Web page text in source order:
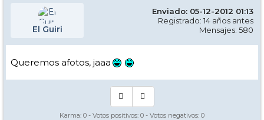
El Guiri
Enviado: 05-12-2012 01:13
Registrado: 14 años antes
Mensajes: 580
Queremos afotos, jaaa
Karma: 0 - Votos positivos: 0 - Votos negativos: 0